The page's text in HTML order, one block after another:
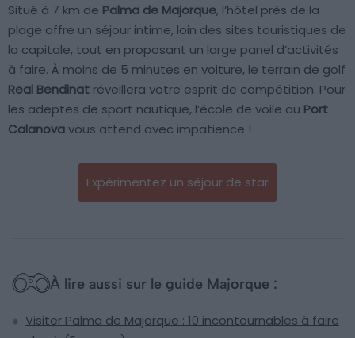
Situé à 7 km de Palma de Majorque, l’hôtel près de la
plage offre un séjour intime, loin des sites touristiques de
la capitale, tout en proposant un large panel d’activités
à faire. À moins de 5 minutes en voiture, le terrain de golf
Real Bendinat réveillera votre esprit de compétition. Pour
les adeptes de sport nautique, l’école de voile au Port
Calanovavous attend avec impatience !
Expérimentez un séjour de star
À lire aussi sur le guide Majorque :
Visiter Palma de Majorque : 10 incontournables à faire